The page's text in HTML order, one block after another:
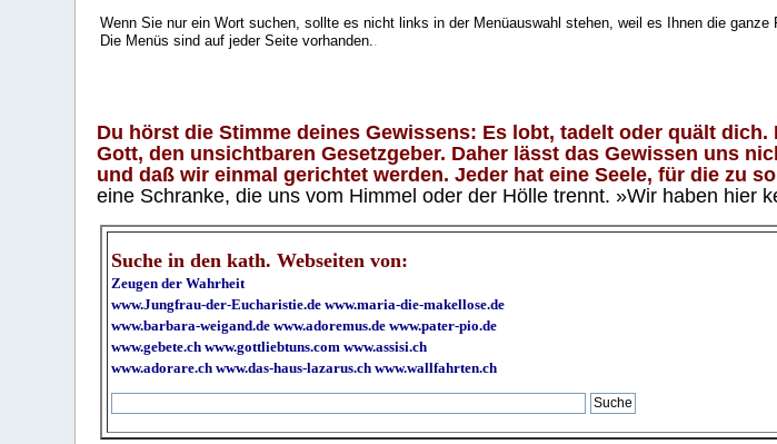
Wenn Sie nur ein Wort suchen, sollte es nicht links in der Menüauswahl stehen, weil es Ihnen die ganze
Die Menüs sind auf jeder Seite vorhanden.
Du hörst die Stimme deines Gewissens: Es lobt, tadelt oder quält
Gott, den unsichtbaren Gesetzgeber. Daher lässt das Gewissen uns
und daß wir einmal gerichtet werden. Jeder hat eine Seele, für die zu
eine Schranke, die uns vom Himmel oder der Hölle trennt. »Wir haben hier
Suche in den kath. Webseiten von:
Zeugen der Wahrheit
www.Jungfrau-der-Eucharistie.de www.maria-die-makellose.de
www.barbara-weigand.de www.adoremus.de www.pater-pio.de
www.gebete.ch www.gottliebtuns.com www.assisi.ch
www.adorare.ch www.das-haus-lazarus.ch www.wallfahrten.ch